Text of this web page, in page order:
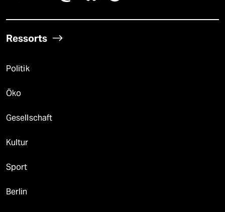
Ressorts
Politik
Öko
Gesellschaft
Kultur
Sport
Berlin